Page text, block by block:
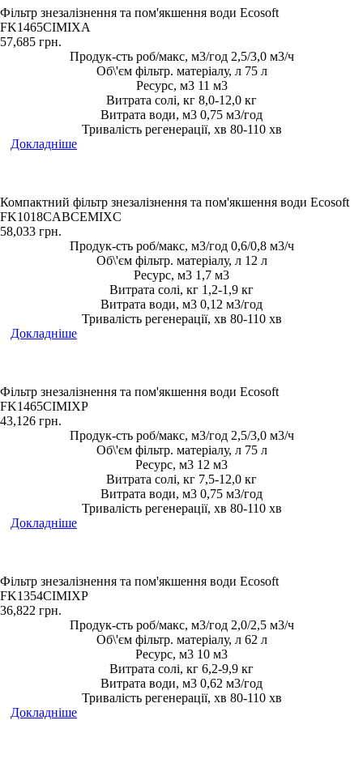
Фільтр знезалізнення та пом'якшення води Ecosoft
FK1465CIMIXA
57,685 грн.
Продук-сть роб/макс, м3/год 2,5/3,0 м3/ч
Об\'єм фільтр. матеріалу, л 75 л
Ресурс, м3 11 м3
Витрата солі, кг 8,0-12,0 кг
Витрата води, м3 0,75 м3/год
Тривалість регенерації, хв 80-110 хв
Докладніше
Компактний фільтр знезалізнення та пом'якшення води Ecosoft
FK1018CABCEMIXC
58,033 грн.
Продук-сть роб/макс, м3/год 0,6/0,8 м3/ч
Об\'єм фільтр. матеріалу, л 12 л
Ресурс, м3 1,7 м3
Витрата солі, кг 1,2-1,9 кг
Витрата води, м3 0,12 м3/год
Тривалість регенерації, хв 80-110 хв
Докладніше
Фільтр знезалізнення та пом'якшення води Ecosoft
FK1465CIMIXP
43,126 грн.
Продук-сть роб/макс, м3/год 2,5/3,0 м3/ч
Об\'єм фільтр. матеріалу, л 75 л
Ресурс, м3 12 м3
Витрата солі, кг 7,5-12,0 кг
Витрата води, м3 0,75 м3/год
Тривалість регенерації, хв 80-110 хв
Докладніше
Фільтр знезалізнення та пом'якшення води Ecosoft
FK1354CIMIXP
36,822 грн.
Продук-сть роб/макс, м3/год 2,0/2,5 м3/ч
Об\'єм фільтр. матеріалу, л 62 л
Ресурс, м3 10 м3
Витрата солі, кг 6,2-9,9 кг
Витрата води, м3 0,62 м3/год
Тривалість регенерації, хв 80-110 хв
Докладніше